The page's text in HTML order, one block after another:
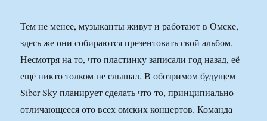
Тем не менее, музыканты живут и работают в Омске,
здесь же они собираются презентовать свой альбом.
Несмотря на то, что пластинку записали год назад, её
ещё никто толком не слышал. В обозримом будущем
Siber Sky планирует сделать что-то, принципиально
отличающееся ото всех омских концертов. Команда